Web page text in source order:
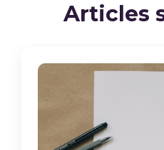
Articles